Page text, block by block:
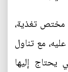
مختص تغذية،
مع تناول
يحتاج إليها